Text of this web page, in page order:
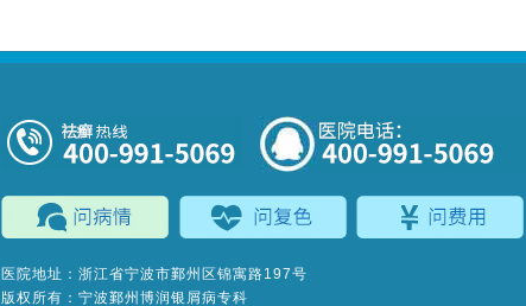
医院地址：浙江省宁波市鄞州区锦寓路197号
版权所有：宁波鄞州博润银屑病专科